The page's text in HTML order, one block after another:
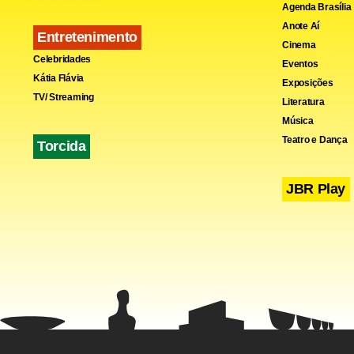
primeira
de jogos. A
seus jogos.
A
Sony
maior para
Tim
detentora
Entretenimento
Celebridades
Kátia Flávia
TV/ Streaming
Torcida
Agenda Brasília
Anote Aí
Cinema
Eventos
Exposições
Literatura
Música
Teatro e Dança
JBR Play